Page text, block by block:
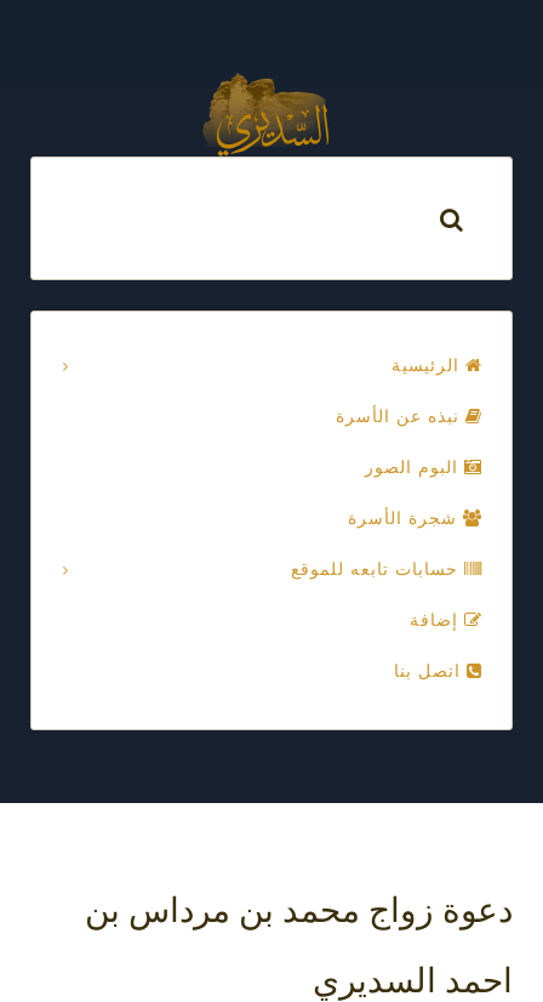
الرئيسية
نبذه عن الأسرة
البوم الصور
شجرة الأسرة
حسابات تابعه للموقع
إضافة
اتصل بنا
دعوة زواج محمد بن مرداس بن
احمد السديري